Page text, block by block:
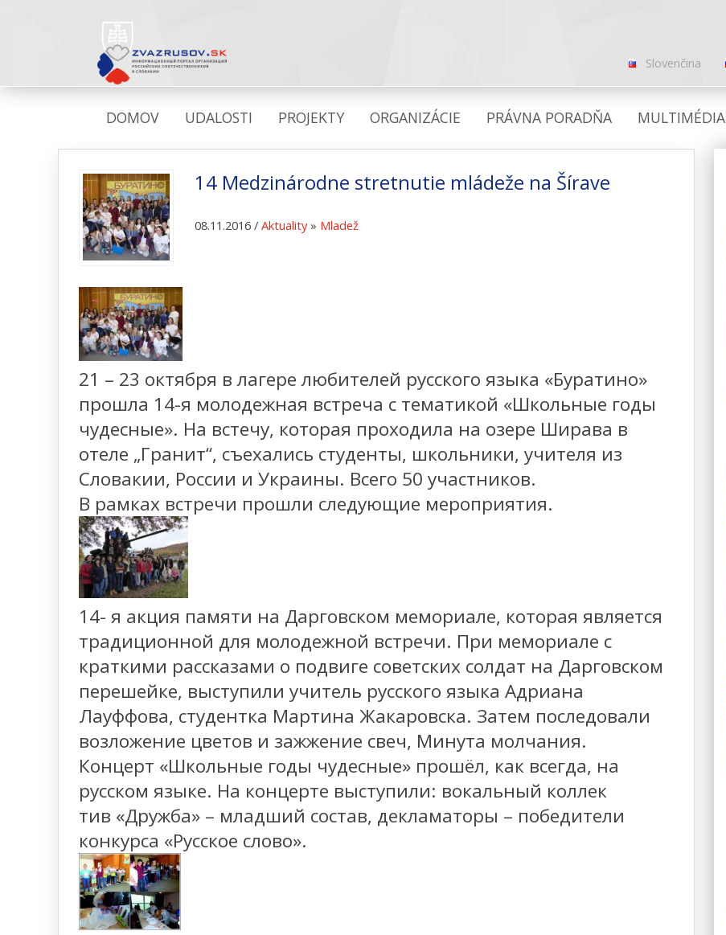
Slovenčina
DOMOV UDALOSTI PROJEKTY ORGANIZÁCIE PRÁVNA PORADŇA MULTIMÉDIA
14 Medzinárodne stretnutie mládeže na Šírave
08.11.2016 /Aktuality» Mladež
21 – 23 октября в лагере любителей русского языка «Буратино»
прошла 14-я молодежная встреча с тематикой «Школьные годы
чудесные». На встечу, которая проходила на озере Ширава в
отеле „Гранит“, съехались студенты, школьники, учителя из
Словакии, России и Украины. Всего 50 участников.
В рамках встречи прошли следующие мероприятия.
14- я акция памяти на Дарговском мемориале, которая является
традиционной для молодежной встречи. При мемориале с
краткими рассказами о подвиге советских солдат на Дарговском
перешейке, выступили учитель русского языка Адриана
Лауффова, студентка Мартина Жакаровска. Затем последовали
возложение цветов и зажжение свеч, Минута молчания.
Концерт «Школьные годы чудесные» прошёл, как всегда, на
русском языке. На концерте выступили: вокальный коллек
тив «Дружба» – младший состав, декламаторы – победители
конкурса «Русское слово».